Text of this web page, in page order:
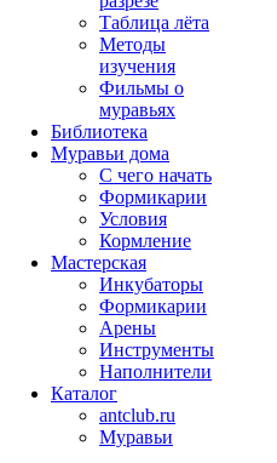
Таблица лёта
Методы
изучения
Фильмы о
муравьях
Библиотека
Муравьи дома
С чего начать
Формикарии
Условия
Кормление
Мастерская
Инкубаторы
Формикарии
Арены
Инструменты
Наполнители
Каталог
antclub.ru
Муравьи